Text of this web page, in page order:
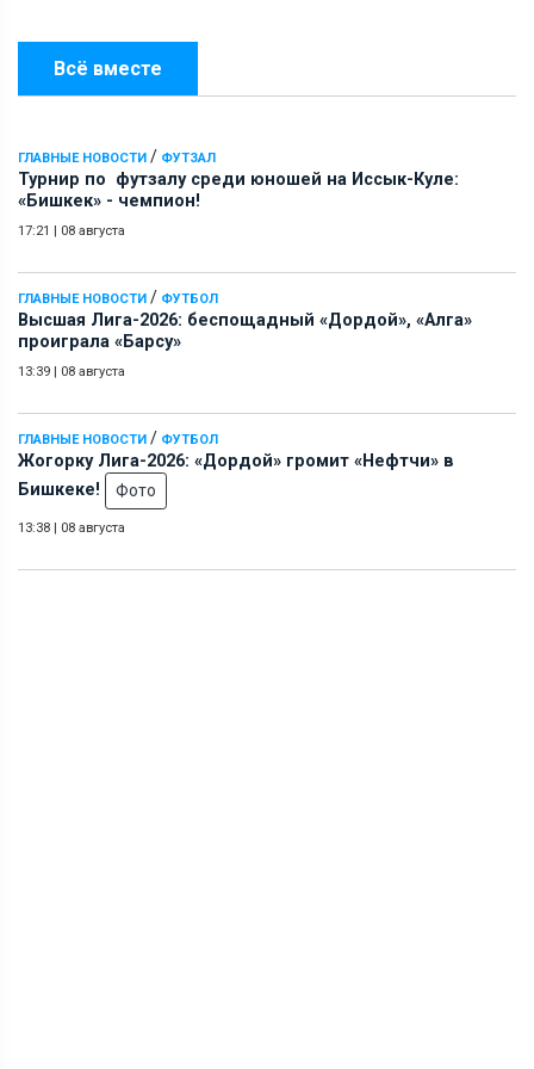
Всё вместе
ГЛАВНЫЕ НОВОСТИ / ФУТЗАЛ
Турнир по футзалу среди юношей на Иссык-Куле:
«Бишкек» - чемпион!
17:21 | 08 августа
ГЛАВНЫЕ НОВОСТИ / ФУТБОЛ
Высшая Лига-2026: беспощадный «Дордой», «Алга»
проиграла «Барсу»
13:39 | 08 августа
ГЛАВНЫЕ НОВОСТИ / ФУТБОЛ
Жогорку Лига-2026: «Дордой» громит «Нефтчи» в
Бишкеке!
Фото
13:38 | 08 августа